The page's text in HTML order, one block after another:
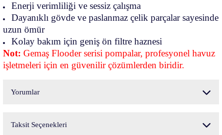
Enerji verimliliği ve sessiz çalışma
Dayanıklı gövde ve paslanmaz çelik parçalar sayesinde
uzun ömür
Kolay bakım için geniş ön filtre haznesi
Not: Gemaş Flooder serisi pompalar, profesyonel havuz
işletmeleri için en güvenilir çözümlerden biridir.
Yorumlar
Taksit Seçenekleri